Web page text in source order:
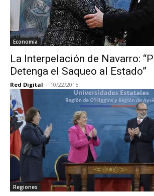
Economía
La Interpelación de Navarro:
Detenga el Saqueo al Estado”
Red Digital - 10/22/2015
Regiones